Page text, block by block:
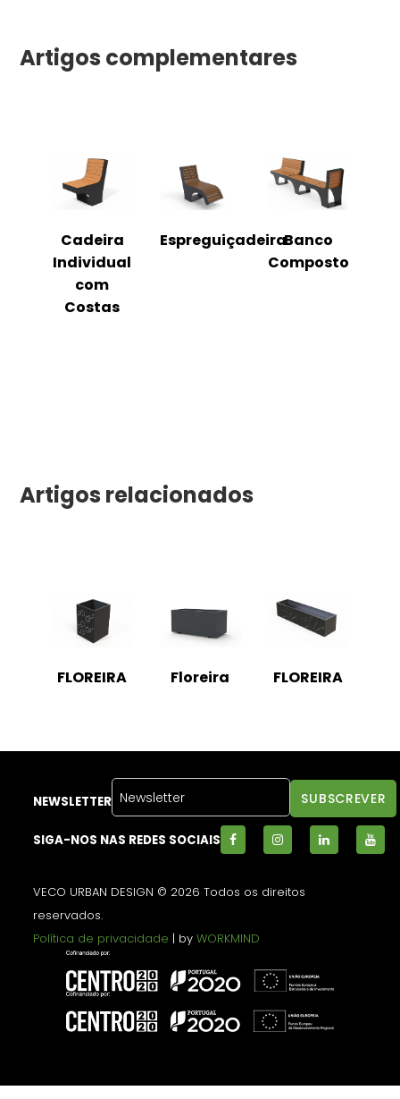
Artigos complementares
Cadeira
Individual
com
Costas
EspreguiçadeiraBanco
Composto
Artigos relacionados
FLOREIRA Floreira FLOREIRA
NEWSLETTER
SIGA-NOS NAS REDES SOCIAIS
VECO URBAN DESIGN © 2026 Todos os direitos
reservados.
Política de privacidade | byWORKMIND